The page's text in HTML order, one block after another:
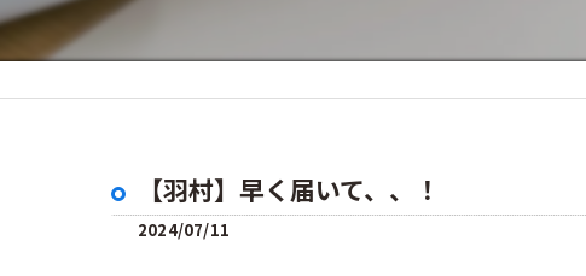
【羽村】早く届いて、、！
2024/07/11